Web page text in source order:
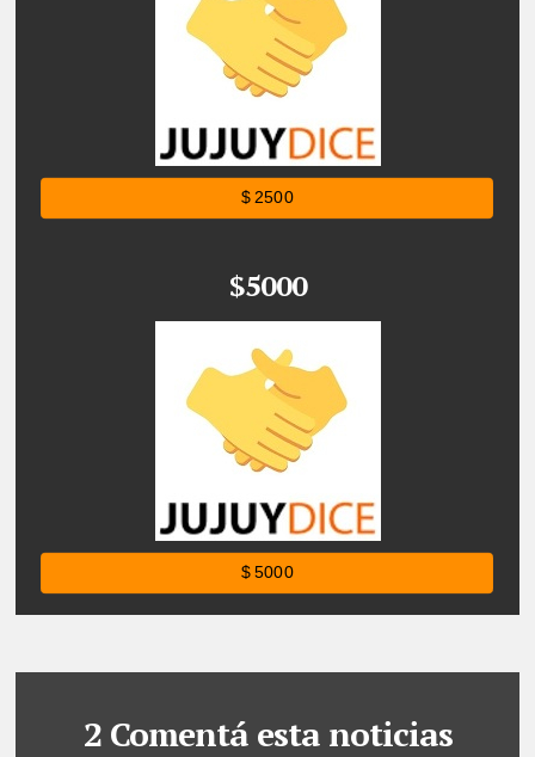
$ 2500
$5000
$ 5000
2 Comentá esta noticias